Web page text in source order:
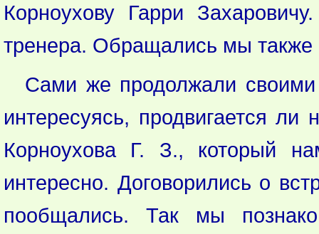
Корноухову Гарри
тренера. Обращались мы также
Сами же продолжали своими
интересуясь, продвигается
Корноухова Г. З., который
интересно. Договорились о
пообщались. Так мы